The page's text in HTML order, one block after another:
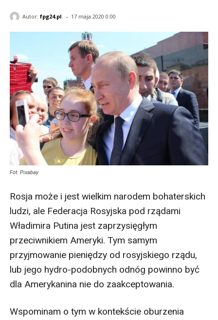
Autor: fpg24.pl - 17 maja 2020 0:00
Fot. Pixabay
Rosja może i jest wielkim narodem bohaterskich
ludzi, ale Federacja Rosyjska pod rządami
Władimira Putina jest zaprzysięgłym
przeciwnikiem Ameryki. Tym samym
przyjmowanie pieniędzy od rosyjskiego rządu,
lub jego hydro-podobnych odnóg powinno być
dla Amerykanina nie do zaakceptowania.
Wspominam o tym w kontekście oburzenia